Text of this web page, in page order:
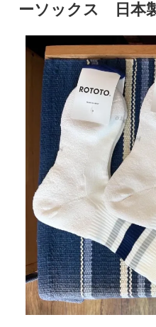
ーソックス 日本